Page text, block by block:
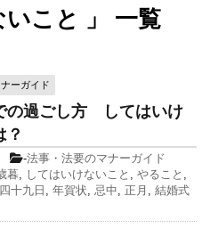
いこと 」 一覧
ーガイド
の過ごし方 してはいけ
？
-法事・法要のマナーガイド
暮 してはいけないこと やること
四十九日 年賀状 忌中 正月 結婚式